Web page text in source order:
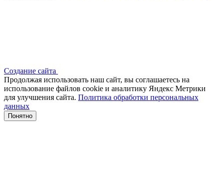
Создание сайта
Продолжая использовать наш сайт, вы соглашаетесь на
использование файлов сооkіе и аналитику Яндекс Метрики
для улучшения сайта. Политика обработки персональных
данных
Понятно